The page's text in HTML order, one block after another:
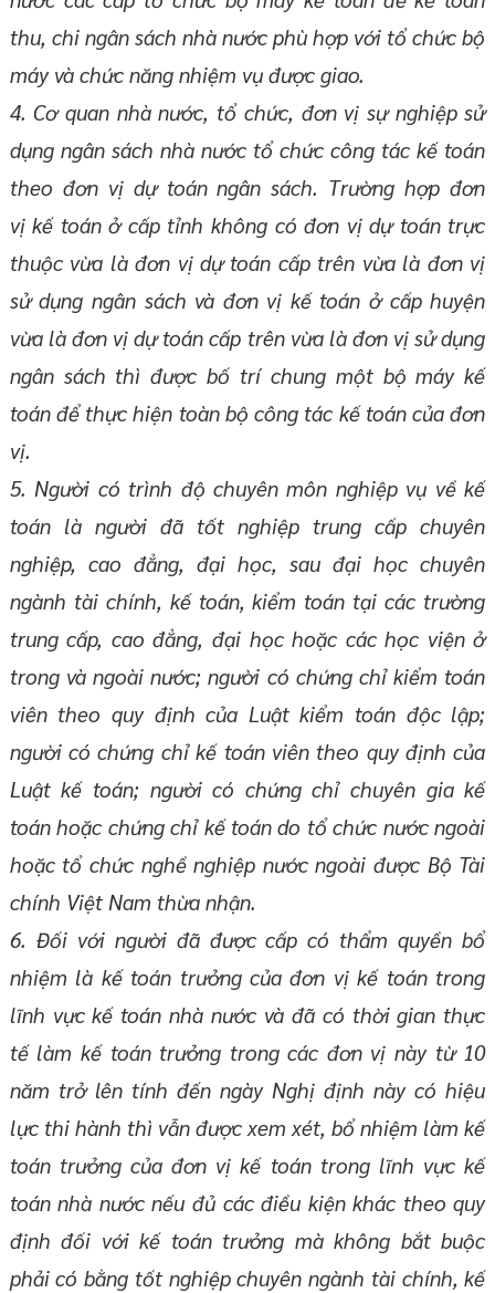
thu, chi ngân sách nhà nước phù hợp với tổ chức bộ
máy và chức năng nhiệm vụ được giao.
4. Cơ quan nhà nước, tổ chức, đơn vị sự nghiệp sử
dụng ngân sách nhà nước tổ chức công tác kế toán
theo đơn vị dự toán ngân sách. Trường hợp đơn
vị kế toán ở cấp tỉnh không có đơn vị dự toán trực
thuộc vừa là đơn vị dự toán cấp trên vừa là đơn vị
sử dụng ngân sách và đơn vị kế toán ở cấp huyện
vừa là đơn vị dự toán cấp trên vừa là đơn vị sử dụng
ngân sách thì được bố trí chung một bộ máy kế
toán để thực hiện toàn bộ công tác kế toán của đơn
vị.
5. Người có trình độ chuyên môn nghiệp vụ về kế
toán là người đã tốt nghiệp trung cấp chuyên
nghiệp, cao đẳng, đại học, sau đại học chuyên
ngành tài chính, kế toán, kiểm toán tại các trường
trung cấp, cao đẳng, đại học hoặc các học viện ở
trong và ngoài nước; người có chứng chỉ kiểm toán
viên theo quy định của Luật kiểm toán độc lập;
người có chứng chỉ kế toán viên theo quy định của
Luật kế toán; người có chứng chỉ chuyên gia kế
toán hoặc chứng chỉ kế toán do tổ chức nước ngoài
hoặc tổ chức nghề nghiệp nước ngoài được Bộ Tài
chính Việt Nam thừa nhận.
6. Đối với người đã được cấp có thẩm quyền bổ
nhiệm là kế toán trưởng của đơn vị kế toán trong
lĩnh vực kế toán nhà nước và đã có thời gian thực
tế làm kế toán trưởng trong các đơn vị này từ 10
năm trở lên tính đến ngày Nghị định này có hiệu
lực thi hành thì vẫn được xem xét, bổ nhiệm làm kế
toán trưởng của đơn vị kế toán trong lĩnh vực kế
toán nhà nước nếu đủ các điều kiện khác theo quy
định đối với kế toán trưởng mà không bắt buộc
phải có bằng tốt nghiệp chuyên ngành tài chính, kế